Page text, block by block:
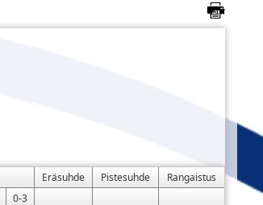
Eräsuhde Pistesuhde
Rangaistus
0-3